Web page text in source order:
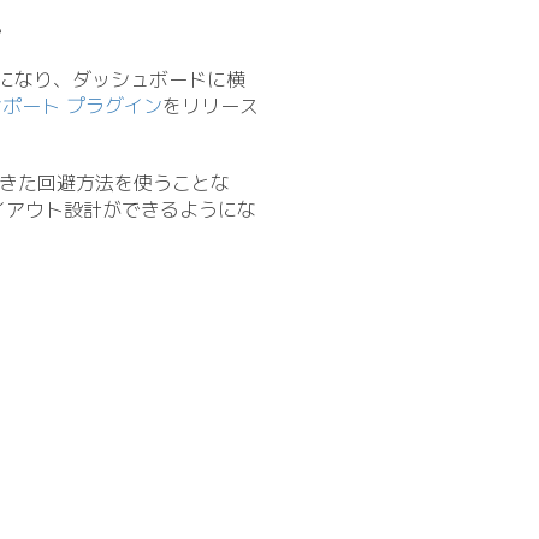
なり、ダッシュボードに横
ート プラグインをリリース
た回避方法を使うことな
ウト設計ができるようにな